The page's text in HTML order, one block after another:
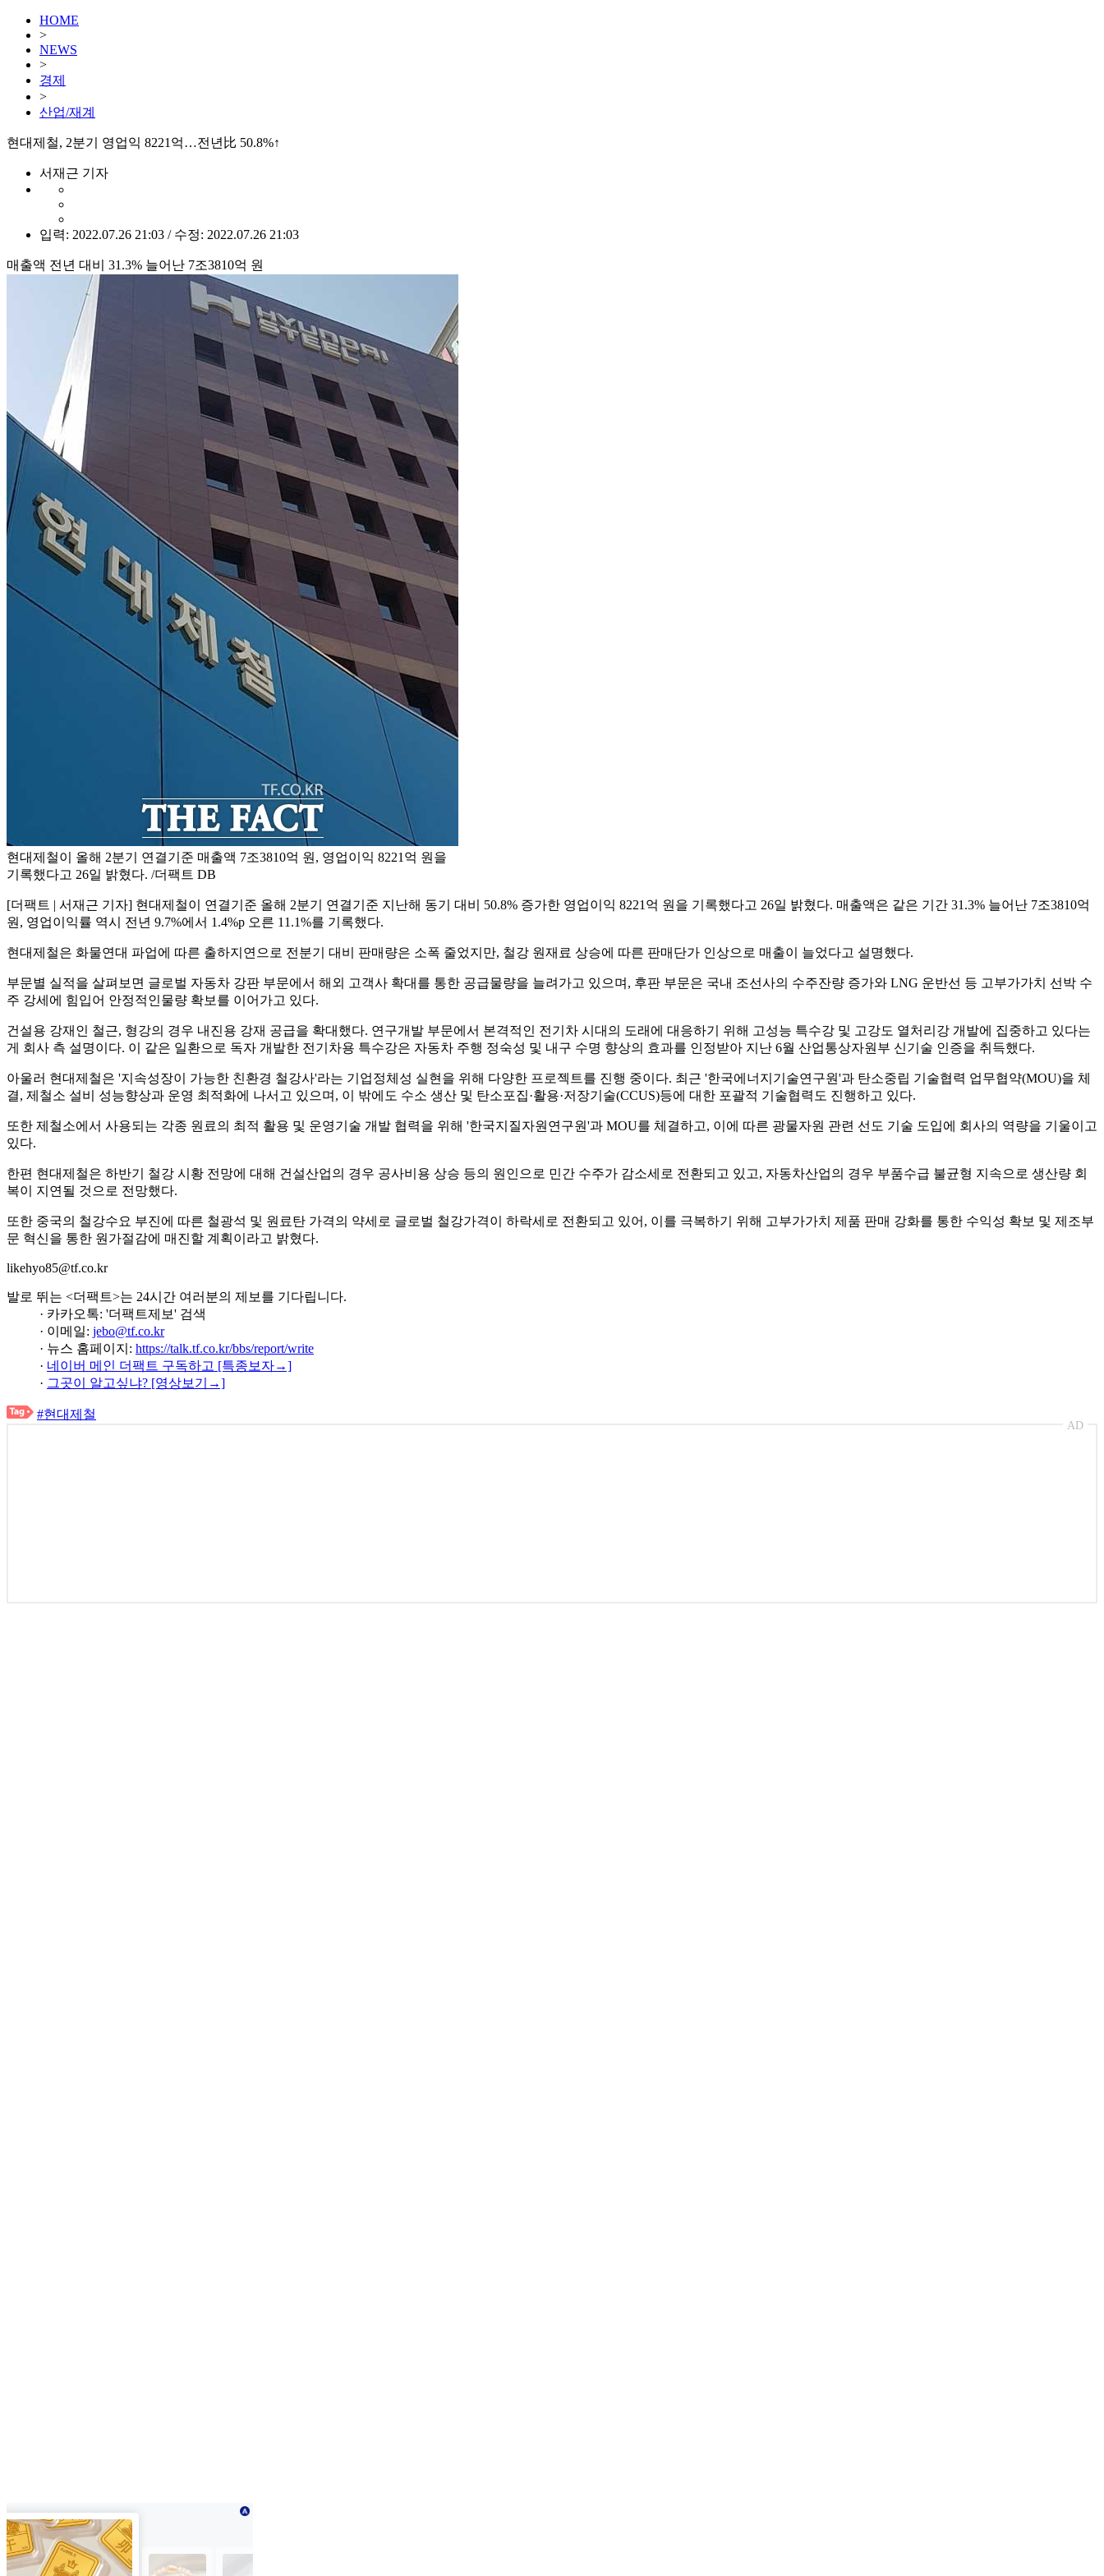
HOME
>
NEWS
>
경제
>
산업/재계
현대제철, 2분기 영업익 8221억…전년比 50.8%↑
서재근 기자
입력: 2022.07.26 21:03 / 수정: 2022.07.26 21:03
매출액 전년 대비 31.3% 늘어난 7조3810억 원
현대제철이 올해 2분기 연결기준 매출액 7조3810억 원, 영업이익 8221억 원을
기록했다고 26일 밝혔다. /더팩트 DB
[더팩트 | 서재근 기자] 현대제철이 연결기준 올해 2분기 연결기준 지난해 동기 대비 50.8% 증가한 영업이익 8221억 원을 기록했다고 26일 밝혔다. 매출액은 같은 기간 31.3% 늘어난 7조3810억
원, 영업이익률 역시 전년 9.7%에서 1.4%p 오른 11.1%를 기록했다.
현대제철은 화물연대 파업에 따른 출하지연으로 전분기 대비 판매량은 소폭 줄었지만, 철강 원재료 상승에 따른 판매단가 인상으로 매출이 늘었다고 설명했다.
부문별 실적을 살펴보면 글로벌 자동차 강판 부문에서 해외 고객사 확대를 통한 공급물량을 늘려가고 있으며, 후판 부문은 국내 조선사의 수주잔량 증가와 LNG 운반선 등 고부가가치 선박 수
주 강세에 힘입어 안정적인물량 확보를 이어가고 있다.
건설용 강재인 철근, 형강의 경우 내진용 강재 공급을 확대했다. 연구개발 부문에서 본격적인 전기차 시대의 도래에 대응하기 위해 고성능 특수강 및 고강도 열처리강 개발에 집중하고 있다는
게 회사 측 설명이다. 이 같은 일환으로 독자 개발한 전기차용 특수강은 자동차 주행 정숙성 및 내구 수명 향상의 효과를 인정받아 지난 6월 산업통상자원부 신기술 인증을 취득했다.
아울러 현대제철은 '지속성장이 가능한 친환경 철강사'라는 기업정체성 실현을 위해 다양한 프로젝트를 진행 중이다. 최근 '한국에너지기술연구원'과 탄소중립 기술협력 업무협약(MOU)을 체
결, 제철소 설비 성능향상과 운영 최적화에 나서고 있으며, 이 밖에도 수소 생산 및 탄소포집·활용·저장기술(CCUS)등에 대한 포괄적 기술협력도 진행하고 있다.
또한 제철소에서 사용되는 각종 원료의 최적 활용 및 운영기술 개발 협력을 위해 '한국지질자원연구원'과 MOU를 체결하고, 이에 따른 광물자원 관련 선도 기술 도입에 회사의 역량을 기울이고
있다.
한편 현대제철은 하반기 철강 시황 전망에 대해 건설산업의 경우 공사비용 상승 등의 원인으로 민간 수주가 감소세로 전환되고 있고, 자동차산업의 경우 부품수급 불균형 지속으로 생산량 회
복이 지연될 것으로 전망했다.
또한 중국의 철강수요 부진에 따른 철광석 및 원료탄 가격의 약세로 글로벌 철강가격이 하락세로 전환되고 있어, 이를 극복하기 위해 고부가가치 제품 판매 강화를 통한 수익성 확보 및 제조부
문 혁신을 통한 원가절감에 매진할 계획이라고 밝혔다.
likehyo85@tf.co.kr
발로 뛰는 <더팩트>는 24시간 여러분의 제보를 기다립니다.
· 카카오톡: '더팩트제보' 검색
· 이메일: jebo@tf.co.kr
· 뉴스 홈페이지: https://talk.tf.co.kr/bbs/report/write
· 네이버 메인 더팩트 구독하고 [특종보자→]
· 그곳이 알고싶냐? [영상보기→]
#현대제철
AD